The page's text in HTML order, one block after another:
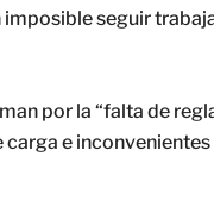
seguir
por la “falta de
e